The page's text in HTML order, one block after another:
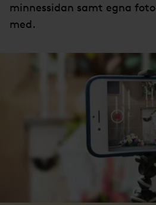
minnessidan samt egna
med.